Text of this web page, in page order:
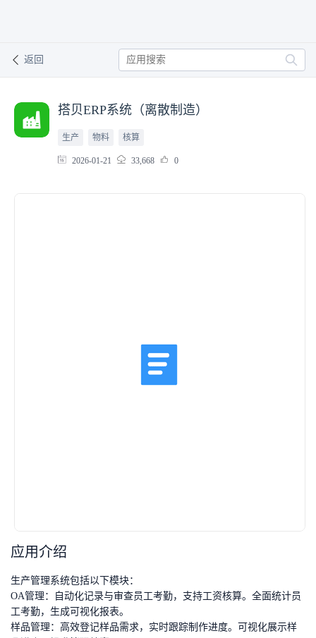
返回
搭贝ERP系统（离散制造）
生产 物料 核算
2026-01-21 33,668 0
应用介绍
生产管理系统包括以下模块：
OA管理：自动化记录与审查员工考勤，支持工资核算。全面统计员
工考勤，生成可视化报表。
样品管理：高效登记样品需求，实时跟踪制作进度。可视化展示样